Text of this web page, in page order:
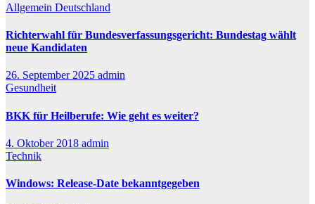
Allgemein Deutschland
Richterwahl für Bundesverfassungsgericht: Bundestag wählt
neue Kandidaten
26. September 2025 admin
Gesundheit
BKK für Heilberufe: Wie geht es weiter?
4. Oktober 2018 admin
Technik
Windows: Release-Date bekanntgegeben